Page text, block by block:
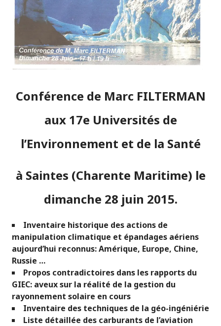
Conférence de Marc FILTERMAN
aux 17e Universités de
l’Environnement et de la Santé
à Saintes (Charente Maritime) le
dimanche 28 juin 2015.
Inventaire historique des actions de
manipulation climatique et épandages aériens
aujourd’hui reconnus: Amérique, Europe, Chine,
Russie …
Propos contradictoires dans les rapports du
GIEC: aveux sur la réalité de la gestion du
rayonnement solaire en cours
Inventaire des techniques de la géo-ingéniérie
Liste détaillée des carburants de l’aviation